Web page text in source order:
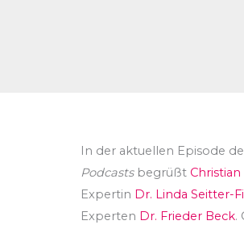
In der aktuellen Episode
Podcastsbegrüßt
Expertin Dr. Linda Seitter-
Experten Dr. Frieder Beck.